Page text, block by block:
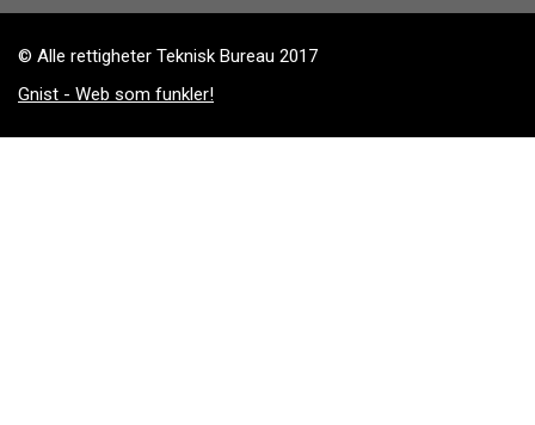
© Alle rettigheter Teknisk Bureau 2017
Gnist - Web som funkler!